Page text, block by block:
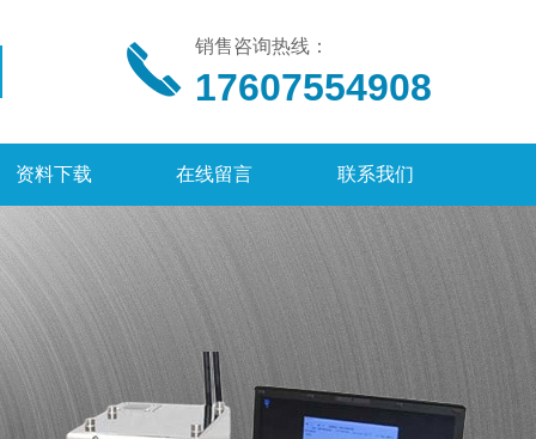
销售咨询热线：
17607554908
资料下载 在线留言 联系我们